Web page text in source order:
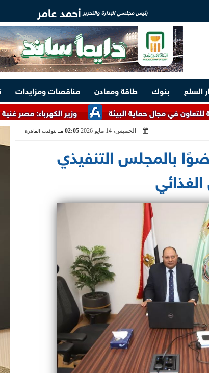
رئيس مجلسي الإدارة والتحرير أحمد عامر
السلع بنوك طاقة ومعادن مناقصات ومزايدات
وزير الكهرباء: مصر غنية بالخامات حماية البيئة
الخميس، 14 مايو 2026 02:05 مـ بتوقيت القاهرة
بالمجلس التنفيذي